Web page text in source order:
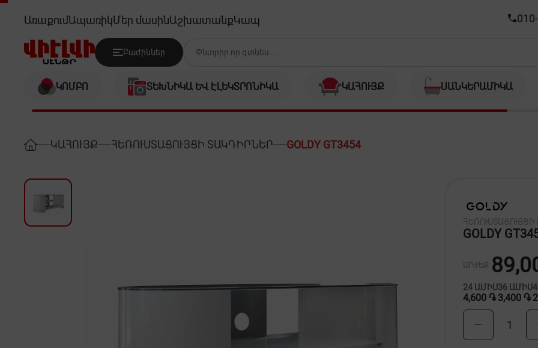
GOLDY GT3454
ԱռաքումԱպառիկՄեր մասինԱշխատանքԿապ
Բաժիններ
ԿՈՄԲՈ ՏԵԽՆԻԿԱ ԵՎ ԷԼԵԿՏՐՈՆԻԿԱ ԿԱՀՈՒՅՔ ՍԱՆԿԵՐԱՄԻԿԱ
ԿԱՀՈՒՅՔ ՀԵՌՈՒՍՏԱՑՈՒՅՑԻ ՏԱԿԴԻՐՆԵՐ GOLDY GT3454
GOLDY
ԱՐԺԵՔ
24 ԱՄԻՍ
4,600 ֏
36 ԱՄԻՍ
3,400 ֏
1